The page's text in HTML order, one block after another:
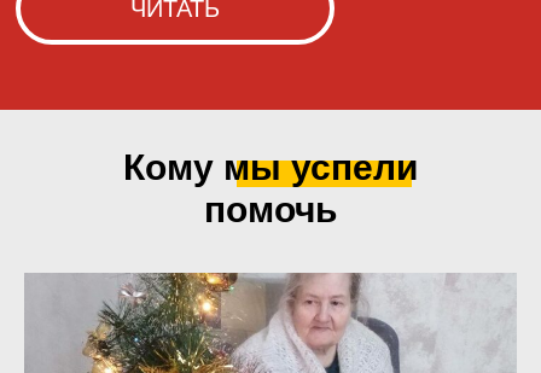
Кому мыуспели
помочь